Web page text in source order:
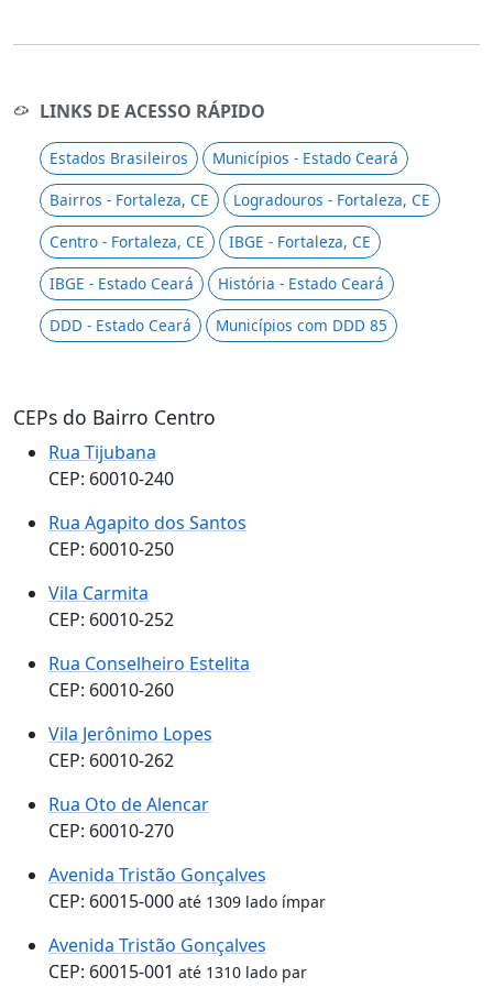
LINKS DE ACESSO RÁPIDO
Estados Brasileiros
Municípios - Estado Ceará
Bairros - Fortaleza, CE
Logradouros - Fortaleza, CE
Centro - Fortaleza, CE
IBGE - Fortaleza, CE
IBGE - Estado Ceará
História - Estado Ceará
DDD - Estado Ceará
Municípios com DDD 85
CEPs do Bairro Centro
Rua Tijubana
CEP: 60010-240
Rua Agapito dos Santos
CEP: 60010-250
Vila Carmita
CEP: 60010-252
Rua Conselheiro Estelita
CEP: 60010-260
Vila Jerônimo Lopes
CEP: 60010-262
Rua Oto de Alencar
CEP: 60010-270
Avenida Tristão Gonçalves
CEP: 60015-000 até 1309 lado ímpar
Avenida Tristão Gonçalves
CEP: 60015-001 até 1310 lado par